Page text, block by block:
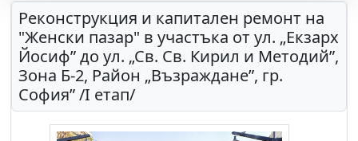
Реконструкция и капитален ремонт на
"Женски пазар" в участъка от ул. „Екзарх
Йосиф” до ул. „Св. Св. Кирил и Методий”,
Зона Б-2, Район „Възраждане”, гр.
София” /І етап/